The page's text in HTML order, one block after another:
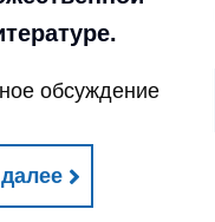
обсуждение